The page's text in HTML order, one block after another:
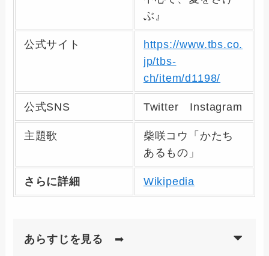
ぶ』
公式サイト
https://www.tbs.co.
jp/tbs-
ch/item/d1198/
公式SNS Twitter Instagram
主題歌
柴咲コウ「かたち
あるもの」
さらに詳細 Wikipedia
あらすじを見る ➡